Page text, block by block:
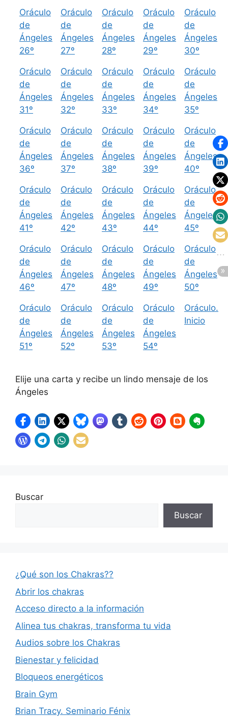
Oráculo
de
Ángeles
26º
Oráculo
de
Ángeles
27º
Oráculo
de
Ángeles
28º
Oráculo
de
Ángeles
29º
Oráculo
de
Ángeles
30º
Oráculo
de
Ángeles
31º
Oráculo
de
Ángeles
32º
Oráculo
de
Ángeles
33º
Oráculo
de
Ángeles
34º
Oráculo
de
Ángeles
35º
Oráculo
de
Ángeles
36º
Oráculo
de
Ángeles
37º
Oráculo
de
Ángeles
38º
Oráculo
de
Ángeles
39º
Oráculo
de
Ángeles
40º
Oráculo
de
Ángeles
41º
Oráculo
de
Ángeles
42º
Oráculo
de
Ángeles
43º
Oráculo
de
Ángeles
44º
Oráculo
de
Ángeles
45º
Oráculo
de
Ángeles
46º
Oráculo
de
Ángeles
47º
Oráculo
de
Ángeles
48º
Oráculo
de
Ángeles
49º
Oráculo
de
Ángeles
50º
Oráculo
de
Ángeles
51º
Oráculo
de
Ángeles
52º
Oráculo
de
Ángeles
53º
Oráculo
de
Ángeles
54º
Oráculo.
Inicio
Elije una carta y recibe un lindo mensaje de los
Ángeles
Buscar
Buscar
¿Qué son los Chakras??
Abrir los chakras
Acceso directo a la información
Alinea tus chakras, transforma tu vida
Audios sobre los Chakras
Bienestar y felicidad
Bloqueos energéticos
Brain Gym
Brian Tracy. Seminario Fénix